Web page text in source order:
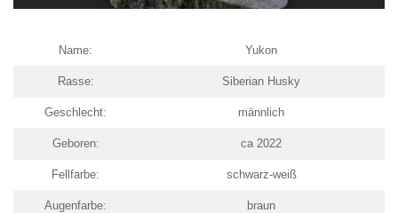
Name: Yukon
Rasse: Siberian Husky
Geschlecht: männlich
Geboren: ca 2022
Fellfarbe: schwarz-weiß
Augenfarbe: braun